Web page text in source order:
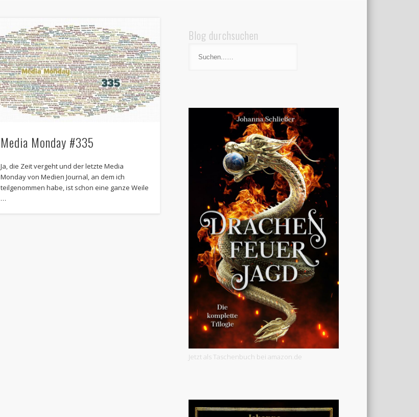
Media Monday #335
Ja, die Zeit vergeht und der letzte Media
Monday von Medien Journal, an dem ich
teilgenommen habe, ist schon eine ganze Weile
…
Blog durchsuchen
Jetzt als Taschenbuch bei amazon.de